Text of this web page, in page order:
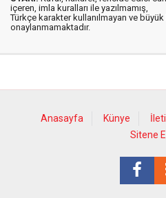
içeren, imla kuralları ile yazılmamış,
Türkçe karakter kullanılmayan ve
onaylanmamaktadır.
Anasayfa Künye
Sitene